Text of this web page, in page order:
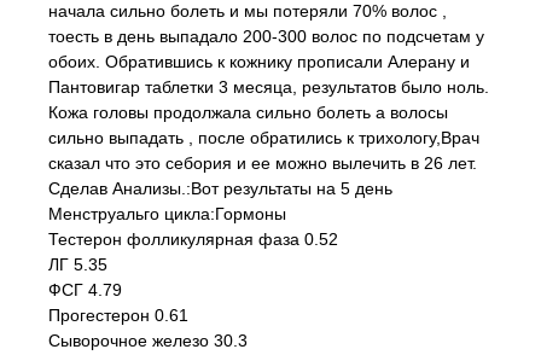
начала сильно болеть и мы потеряли 70% волос ,
тоесть в день выпадало 200-300 волос по подсчетам у
обоих. Обратившись к кожнику прописали Алерану и
Пантовигар таблетки 3 месяца, результатов было ноль.
Кожа головы продолжала сильно болеть а волосы
сильно выпадать , после обратились к трихологу,Врач
сказал что это себория и ее можно вылечить в 26 лет.
Сделав Анализы.:Вот результаты на 5 день
Менструальго цикла:Гормоны
Тестерон фолликулярная фаза 0.52
ЛГ 5.35
ФСГ 4.79
Прогестерон 0.61
Сыворочное железо 30.3